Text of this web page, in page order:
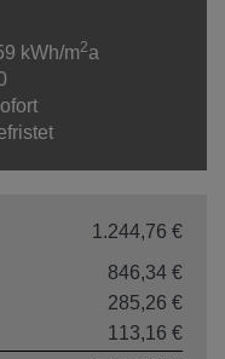
kWh/m2a
1.244,76 €
846,34 €
285,26 €
113,16 €